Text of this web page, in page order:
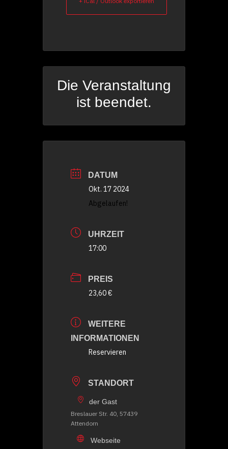
Die Veranstaltung
ist beendet.
DATUM
Okt. 17 2024
Abgelaufen!
UHRZEIT
17:00
PREIS
23,60 €
WEITERE
INFORMATIONEN
Reservieren
STANDORT
der Gast
Breslauer Str. 40, 57439
Attendorn
Webseite